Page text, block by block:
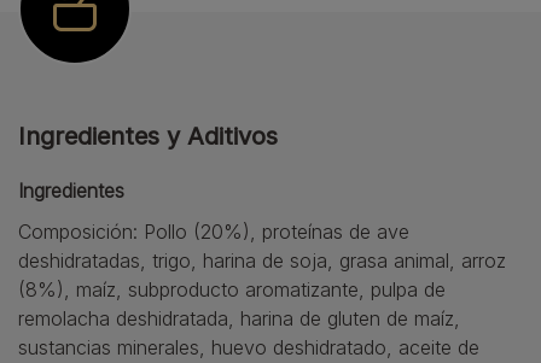
Ingredientes y Aditivos
Ingredientes
Composición: Pollo (20%), proteínas de ave
deshidratadas, trigo, harina de soja, grasa animal, arroz
(8%), maíz, subproducto aromatizante, pulpa de
remolacha deshidratada, harina de gluten de maíz,
sustancias minerales, huevo deshidratado, aceite de